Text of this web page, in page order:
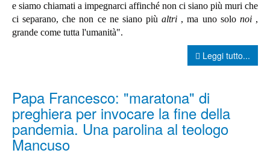
e siamo chiamati a impegnarci affinché non ci siano più muri che
ci separano, che non ce ne siano piùaltri , ma uno solo noi,
grande come tutta l'umanità".
Leggi tutto...
Papa Francesco: "maratona" di
preghiera per invocare la fine della
pandemia. Una parolina al teologo
Mancuso